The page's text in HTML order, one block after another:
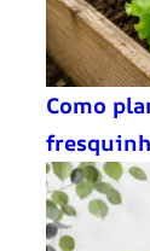
Como